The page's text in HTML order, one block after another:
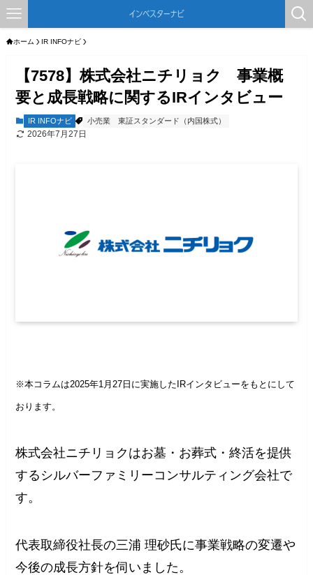
ホーム IR INFOナビ
【7578】株式会社ニチリョク 事業概
要と成長戦略に関するIRインタビュー
IR INFOナビ 小売業 東証スタンダード（内国株式）
2026年7月27日
※本コラムは2025年1月27日に実施したIRインタビューをもとにして
おります。
株式会社ニチリョクはお墓・お葬式・終活を提供
するシルバーファミリーコンサルティング会社で
す。
代表取締役社長の三浦 理砂氏に事業戦略の変遷や
今後の成長方針を伺いました。